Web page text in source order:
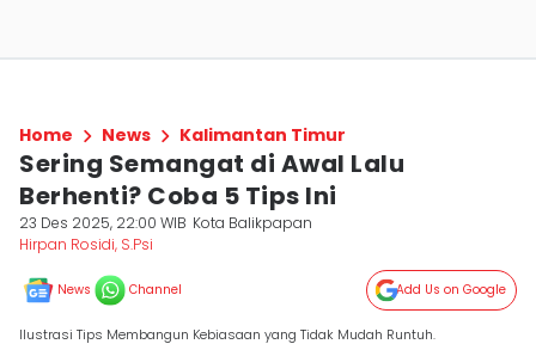
Home News Kalimantan Timur
Sering Semangat di Awal Lalu
Berhenti? Coba 5 Tips Ini
23 Des 2025, 22:00 WIB Kota Balikpapan
Hirpan Rosidi, S.Psi
News Channel Add Us on Google
Ilustrasi Tips Membangun Kebiasaan yang Tidak Mudah Runtuh.